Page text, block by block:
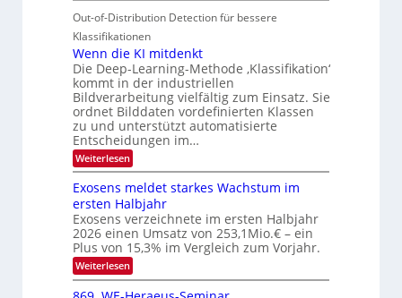
a
n
t
i
S
p
e
c
t
r
a
n
I
O
N
T
e
c
h
T
a
l
k
s
e
u
d
e
r
V
I
I
O
N
2
0
2
c
h
r
l
a
n
d
e
n
Out-of-Distribution Detection für bessere
Klassifikationen
Wenn die KI mitdenkt
Die Deep-Learning-Methode ‚Klassifikation‘
kommt in der industriellen
Bildverarbeitung vielfältig zum Einsatz. Sie
ordnet Bilddaten vordefinierten Klassen
zu und unterstützt automatisierte
Entscheidungen im…
Weiterlesen:
W
n
n
d
i
e
K
I
m
i
Exosens meldet starkes Wachstum im
ersten Halbjahr
Exosens verzeichnete im ersten Halbjahr
2026 einen Umsatz von 253,1Mio.€ – ein
Plus von 15,3% im Vergleich zum Vorjahr.
Weiterlesen:
E
x